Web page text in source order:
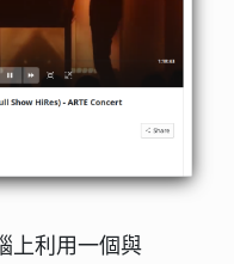
上利用一個與